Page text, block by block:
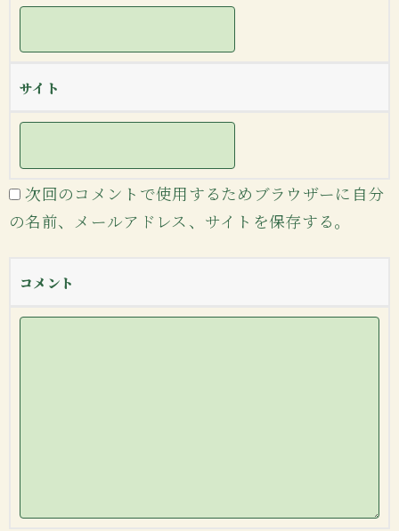
サイト
次回のコメントで使用するためブラウザーに自分
の名前、メールアドレス、サイトを保存する。
コメント